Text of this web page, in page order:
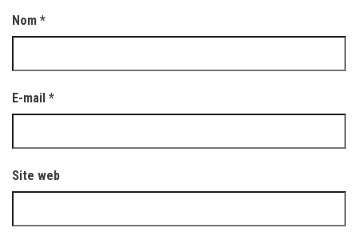
Nom *
E-mail *
Site web